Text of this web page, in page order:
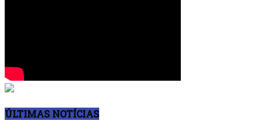
ÚLTIMAS NOTÍCIAS